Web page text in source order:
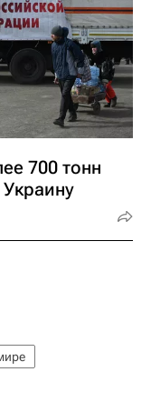
700 тонн